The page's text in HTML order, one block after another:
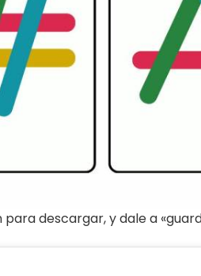
descargar, y dale a